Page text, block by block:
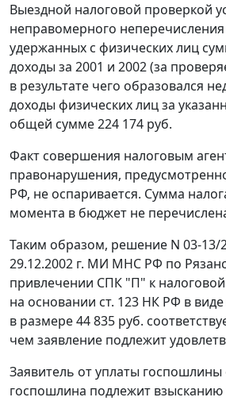
Выездной налоговой проверкой
неправомерного
удержанных с физических лиц
доходы за 2001 и 2002 (за
в результате чего образовался
доходы физических лиц за
общей сумме 224 174 руб.
Факт совершения налоговым
правонарушения,
РФ, не оспаривается. Сумма
момента в бюджет не
Таким образом, решение N 03-13/
29.12.2002 г. МИ МНС РФ по
привлечении СПК "П" к налоговой
на основании ст. 123 НК РФ в
в размере 44 835 руб.
чем заявление подлежит
Заявитель от уплаты
госпошлина подлежит